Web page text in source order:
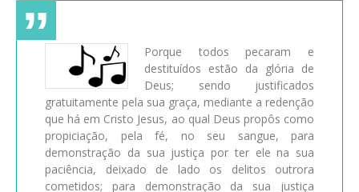
Porque todos pecaram e
destituídos estão da glória de
Deus; sendo justificados
gratuitamente pela sua graça, mediante a redenção
que há em Cristo Jesus, ao qual Deus propôs como
propiciação, pela fé, no seu sangue, para
demonstração da sua justiça por ter ele na sua
paciência, deixado de lado os delitos outrora
cometidos; para demonstração da sua justiça